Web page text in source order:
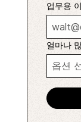
업무용
얼마나